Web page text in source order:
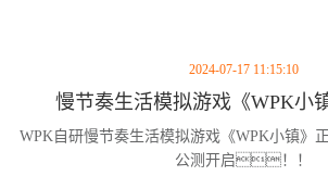
2024-07-17 11:15:10
慢节奏生活模拟游戏《WPK小
WPK自研慢节奏生活模拟游戏《WPK小镇》
公测开启！！